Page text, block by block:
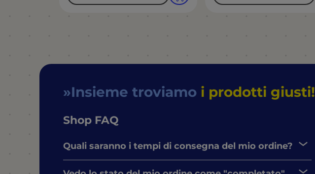
Insieme troviamo i prodotti giusti!
Shop FAQ
Quali saranno i tempi di consegna del mio ordine?